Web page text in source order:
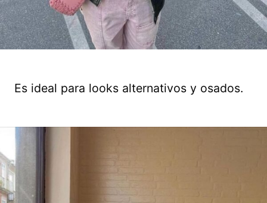
Es ideal para looks alternativos y osados.